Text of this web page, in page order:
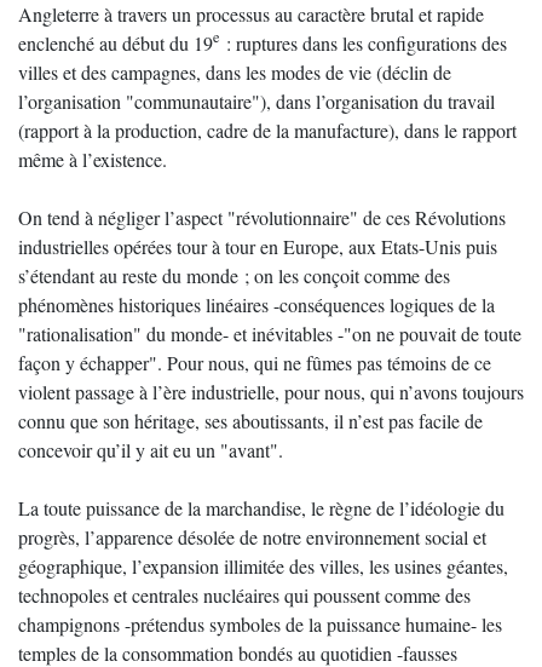
Angleterre à travers un processus au caractère brutal et rapide
enclenché au début du 19e : ruptures dans les configurations des
villes et des campagnes, dans les modes de vie (déclin de
l’organisation "communautaire"), dans l’organisation du travail
(rapport à la production, cadre de la manufacture), dans le rapport
même à l’existence.
On tend à négliger l’aspect "révolutionnaire" de ces Révolutions
industrielles opérées tour à tour en Europe, aux Etats-Unis puis
s’étendant au reste du monde ; on les conçoit comme des
phénomènes historiques linéaires -conséquences logiques de la
"rationalisation" du monde- et inévitables -"on ne pouvait de toute
façon y échapper". Pour nous, qui ne fûmes pas témoins de ce
violent passage à l’ère industrielle, pour nous, qui n’avons toujours
connu que son héritage, ses aboutissants, il n’est pas facile de
concevoir qu’il y ait eu un "avant".
La toute puissance de la marchandise, le règne de l’idéologie du
progrès, l’apparence désolée de notre environnement social et
géographique, l’expansion illimitée des villes, les usines géantes,
technopoles et centrales nucléaires qui poussent comme des
champignons -prétendus symboles de la puissance humaine- les
temples de la consommation bondés au quotidien -fausses